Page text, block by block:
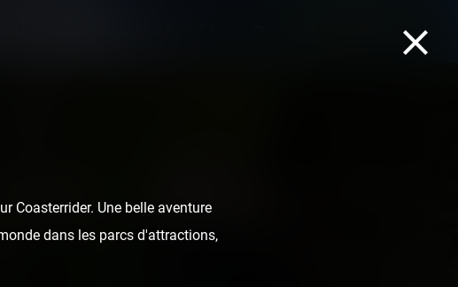
Coasterrider. Une belle aventure
dans les parcs d'attractions,